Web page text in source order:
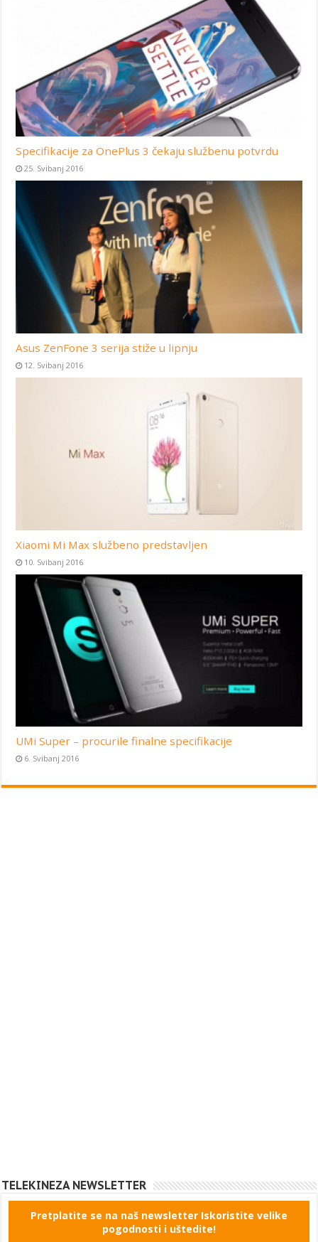
Specifikacije za OnePlus 3 čekaju službenu potvrdu
25. Svibanj 2016
Asus ZenFone 3 serija stiže u lipnju
12. Svibanj 2016
Xiaomi Mi Max službeno predstavljen
10. Svibanj 2016
UMi Super – procurile finalne specifikacije
6. Svibanj 2016
TELEKINEZA NEWSLETTER
Pretplatite se na naš newsletter Iskoristite velike
pogodnosti i uštedite!